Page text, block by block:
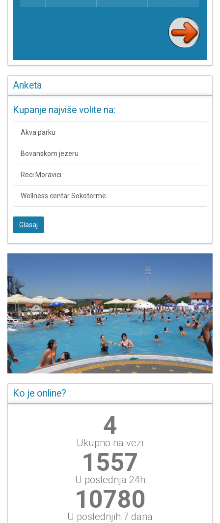
Anketa
Kupanje najviše volite na:
Akva parku
Bovanskom jezeru
Reci Moravici
Wellness centar Sokoterme
Glasaj
Ko je online?
4
Ukupno na vezi
1668
U poslednja 24h
11550
U poslednjih 7 dana